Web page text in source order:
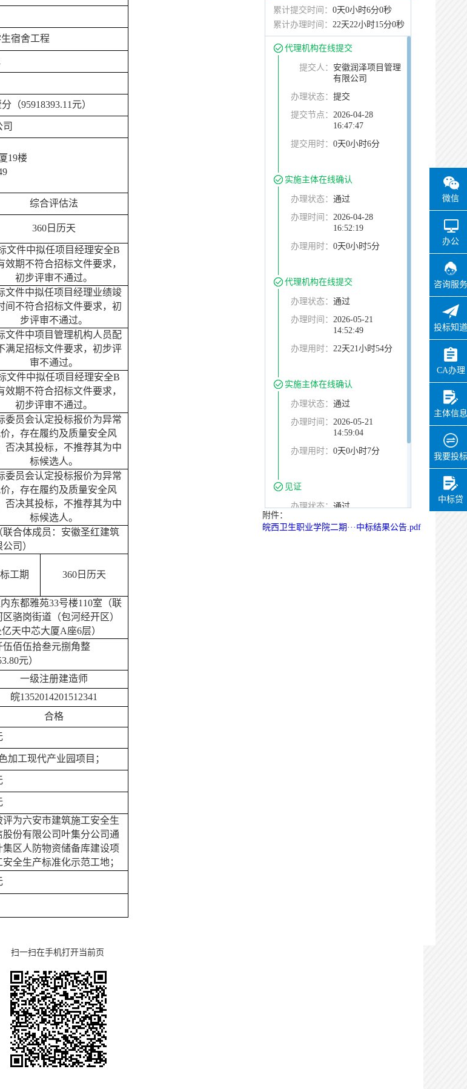
微信
办公
咨询服务
投标知道
CA办理
主体信息
我要投标
中标贷
宿舍工程
（95918393.11 元）
19楼
综合评估法
360日历天
文件中拟任项目经理安全B
效期不符合招标文件要求，
初步评审不通过。
文件中拟任项目经理业绩竣
间不符合招标文件要求，初
步评审不通过。
文件中项目管理机构人员配
满足招标文件要求，初步评
审不通过。
文件中拟任项目经理安全B
效期不符合招标文件要求，
初步评审不通过。
委员会认定投标报价为异常
，存在履约及质量安全风
否决其投标，不推荐其为中
标候选人。
委员会认定投标报价为异常
，存在履约及质量安全风
否决其投标，不推荐其为中
标候选人。
合体成员：安徽圣红建筑
司）
工期 360日历天
东都雅苑33号楼110室（联
骆岗街道（包河经开区）
天中芯大厦A座6层）
佰伍拾叁元捌角整
0元）
一级注册建造师
皖1352014201512341
合格
加工现代产业园项目 ；
为六安市建筑施工安全生
份有限公司叶集分公司通
区人防物资储备库建设项
全生产标准化示范工地；
累计提交时间： 0天0小时6分0秒
累计办理时间： 22天22小时15分0秒
代理机构在线提交
提交人： 安徽润泽项目管理
有限公司
办理状态： 提交
提交节点： 2026-04-28
16:47:47
提交用时： 0天0小时6分
实施主体在线确认
办理状态： 通过
办理时间： 2026-04-28
16:52:19
办理用时： 0天0小时5分
代理机构在线提交
办理状态： 通过
办理时间： 2026-05-21
14:52:49
办理用时： 22天21小时54分
实施主体在线确认
办理状态： 通过
办理时间： 2026-05-21
14:59:04
办理用时： 0天0小时7分
见证
办理状态：通过
办理时间：2026-05-21
附件：
皖西卫生职业学院二期···中标结果公告.pdf
扫一扫在手机打开当前页